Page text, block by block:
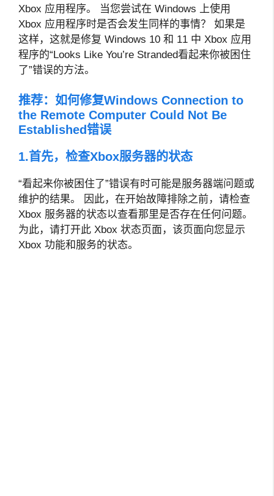
Xbox 应用程序。 当您尝试在 Windows 上使用
Xbox 应用程序时是否会发生同样的事情？ 如果是
这样，这就是修复 Windows 10 和 11 中 Xbox 应用
程序的“Looks Like You’re Stranded看起来你被困住
了”错误的方法。
推荐： 如何修复Windows Connection to
the Remote Computer Could Not Be
Established错误
1.首先，检查Xbox服务器的状态
“看起来你被困住了”错误有时可能是服务器端问题或
维护的结果。 因此，在开始故障排除之前，请检查
Xbox 服务器的状态以查看那里是否存在任何问题。
为此，请打开此 Xbox 状态页面，该页面向您显示
Xbox 功能和服务的状态。